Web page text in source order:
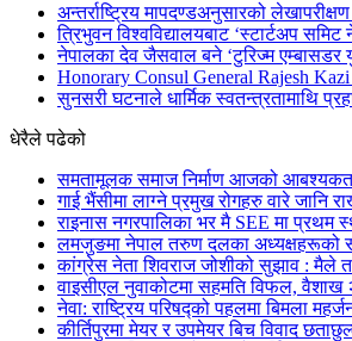
अन्तर्राष्ट्रिय मापदण्डअनुसारको
त्रिभुवन विश्वविद्यालयबाट ‘स्टार्टअप
नेपालका देव जैसवाल बने ‘टुरिज्म एम्बासडर
Honorary Consul General Rajesh
सुनसरी घटनाले धार्मिक स्वतन्त्रतामाथि
धेरैले पढेको
समतामूलक समाज निर्माण आजको
गाई भैंसीमा लाग्ने प्रमुख रोगहरु वारे जानि
राइनास नगरपालिका भर मै SEE मा प्रथम
लमजुङमा नेपाल तरुण दलका
कांग्रेस नेता शिवराज जोशीको सुझाव :
वाइसीएल नुवाकोटमा सहमति विफल, वैशाख
नेवा: राष्ट्रिय परिषद्को पहलमा बिमला
कीर्तिपुरमा मेयर र उपमेयर बिच विवाद